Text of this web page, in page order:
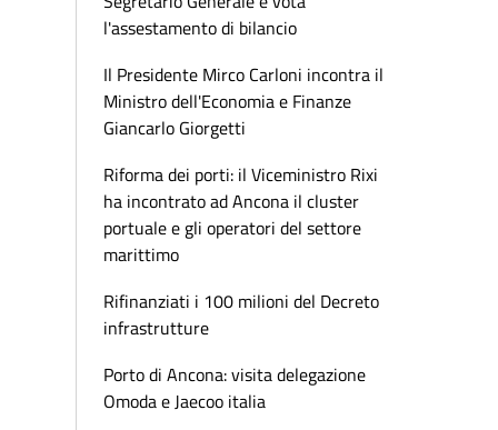
l'assestamento di bilancio
Il Presidente Mirco Carloni incontra il
Ministro dell'Economia e Finanze
Giancarlo Giorgetti
Riforma dei porti: il Viceministro Rixi
ha incontrato ad Ancona il cluster
portuale e gli operatori del settore
marittimo
Rifinanziati i 100 milioni del Decreto
infrastrutture
Porto di Ancona: visita delegazione
Omoda e Jaecoo italia